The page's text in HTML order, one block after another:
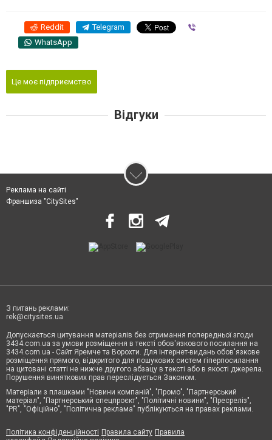
Reddit Telegram
WhatsApp
Це моє підприємство
Відгуки
Реклама на сайті
Франшиза "CitySites"
З питань реклами:
rek@citysites.ua
Допускається цитування матеріалів без отримання попередньої згоди
3434.com.ua за умови розміщення в тексті обов'язкового посилання на
3434.com.ua - Сайт Яремче та Ворохти. Для інтернет-видань обов'язкове
розміщення прямого, відкритого для пошукових систем гіперпосилання
на цитовані статті не нижче другого абзацу в тексті або в якості джерела.
Порушення виняткових прав переслідується Законом.
Матеріали з плашками "Новини компаній", "Промо", "Партнерський
матеріал", "Партнерський спецпроєкт", "Політичні новини", "Пресреліз",
"PR", "Офіційно", "Політична реклама" публікуються на правах реклами.
Політика конфіденційності Правила сайту Правила